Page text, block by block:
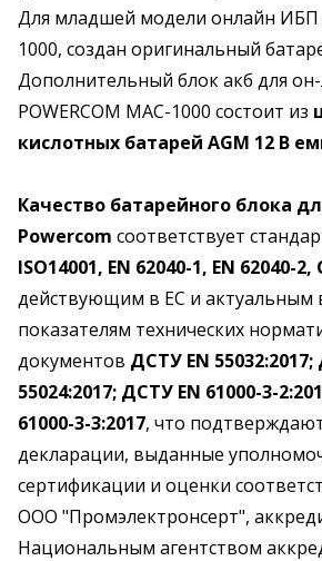
Для младшей модели онлайн ИБП
1000, создан оригинальный
Дополнительный блок акб для
POWERCOM MAC-1000 состоит из
кислотных батарей AGM 12 В
Качество батарейного блока
Powercom соответствует
ISO14001, EN 62040-1, EN 62040-2,
действующим в ЕС и актуальным
показателям технических
документов ДСТУ EN
55024:2017; ДСТУ EN 61000-3-
61000-3-3:2017, что
декларации, выданные
сертификации и оценки
ООО "Промэлектронсерт",
Национальным агентством